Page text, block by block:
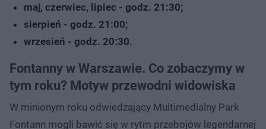
maj, czerwiec, lipiec - godz. 21:30;
sierpień - godz. 21:00;
wrzesień - godz. 20:30.
Fontanny w Warszawie. Co zobaczymy w
tym roku? Motyw przewodni widowiska
W minionym roku odwiedzający Multimedialny Park
Fontann mogli bawić się w rytm przebojów legendarnej